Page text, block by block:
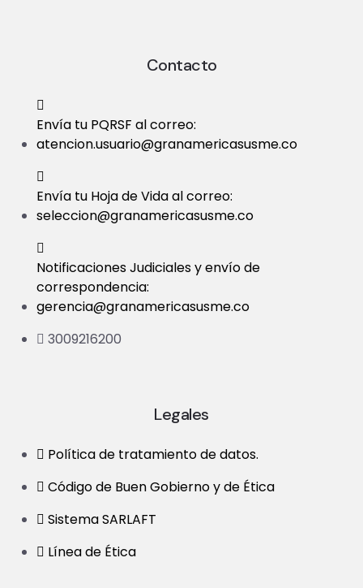
Contacto
Envía tu PQRSF al correo:
atencion.usuario@granamericasusme.co
Envía tu Hoja de Vida al correo:
seleccion@granamericasusme.co
Notificaciones Judiciales y envío de
correspondencia:
gerencia@granamericasusme.co
3009216200
Legales
Política de tratamiento de datos.
Código de Buen Gobierno y de Ética
Sistema SARLAFT
Línea de Ética